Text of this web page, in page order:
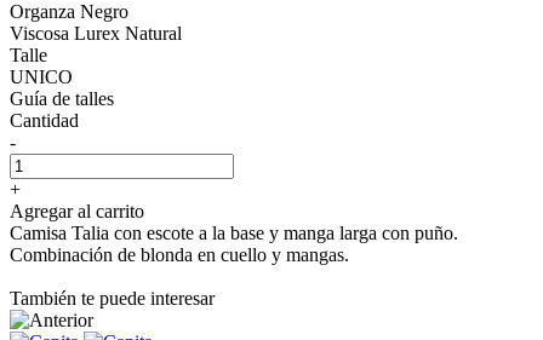
Organza Negro
Viscosa Lurex Natural
Talle
UNICO
Guía de talles
Cantidad
-
+
Agregar al carrito
Camisa Talia con escote a la base y manga larga con puño.
Combinación de blonda en cuello y mangas.
También te puede interesar